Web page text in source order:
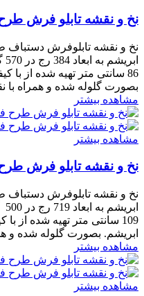
نخ و نقشه تابلو فرش طرح
86 سانتی متر تهیه شده از
بصورت گلوله شده و همراه با
مشاهده بیشتر
مشاهده بیشتر
نخ و نقشه تابلو فرش طرح
109 سانتی متر تهیه شده از
ابریشم. بصورت گلوله شده و
مشاهده بیشتر
مشاهده بیشتر